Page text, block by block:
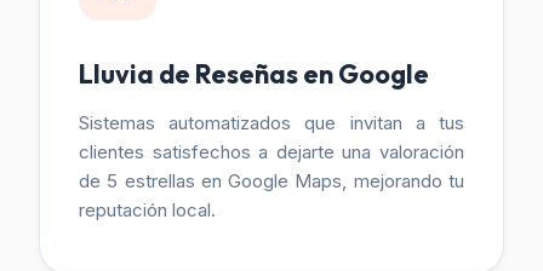
Lluvia de Reseñas en Google
Sistemas automatizados que invitan a tus
clientes satisfechos a dejarte una valoración
de 5 estrellas en Google Maps, mejorando tu
reputación local.